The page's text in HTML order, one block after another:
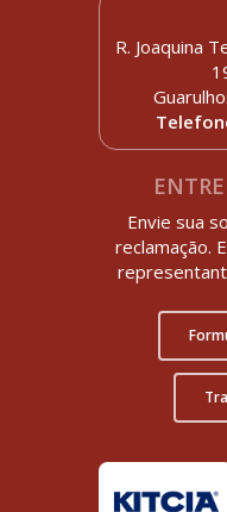
R. Joaquina
Envie sua
reclamação.